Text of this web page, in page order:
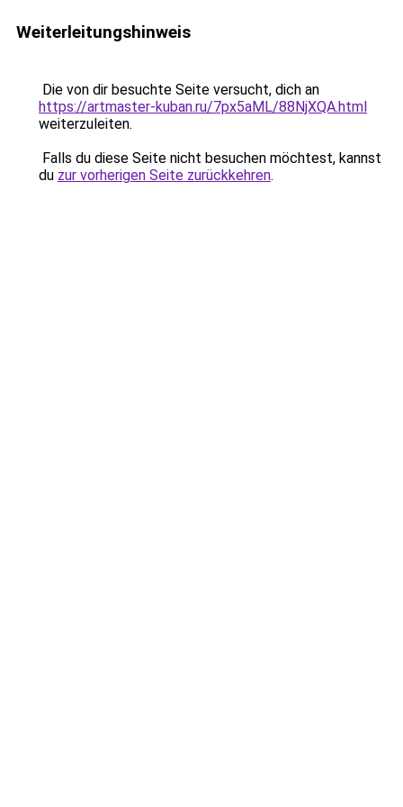
Weiterleitungshinweis
Die von dir besuchte Seite versucht, dich an
https://artmaster-kuban.ru/7px5aML/88NjXQA.html
weiterzuleiten.
Falls du diese Seite nicht besuchen möchtest, kannst
du zur vorherigen Seite zurückkehren.